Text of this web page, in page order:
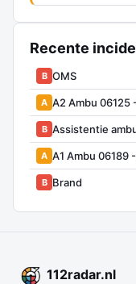
Recente
B OMS
A A2 Ambu 06125
B Assistentie
A A1 Ambu 06189
B Brand
112radar.nl